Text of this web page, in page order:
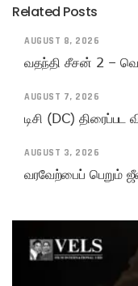
Related Posts
AUGUST 8, 2026
வதந்தி சீசன் 2 –
AUGUST 7, 2026
டிசி (DC)
AUGUST 3, 2026
வரவேற்பைப் பெறும்